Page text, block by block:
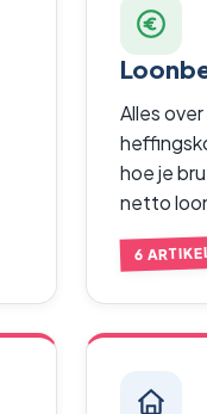
Alles
hoe je
netto
6